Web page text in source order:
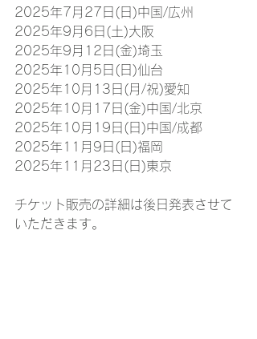
2025年7月27日(日)​中国/広州
2025年9月6日(土)​大阪
2025年9月12日(金)​埼玉
2025年10月5日(日)​仙台
2025年10月13日(月/祝)​愛知
2025年10月17日(金)​中国/北京
2025年10月19日(日)​​中国/成都
2025年11月9日(日)​福岡
2025年11月23日(日)​東京
チケット販売の詳細は後日発表させて
いただきます。